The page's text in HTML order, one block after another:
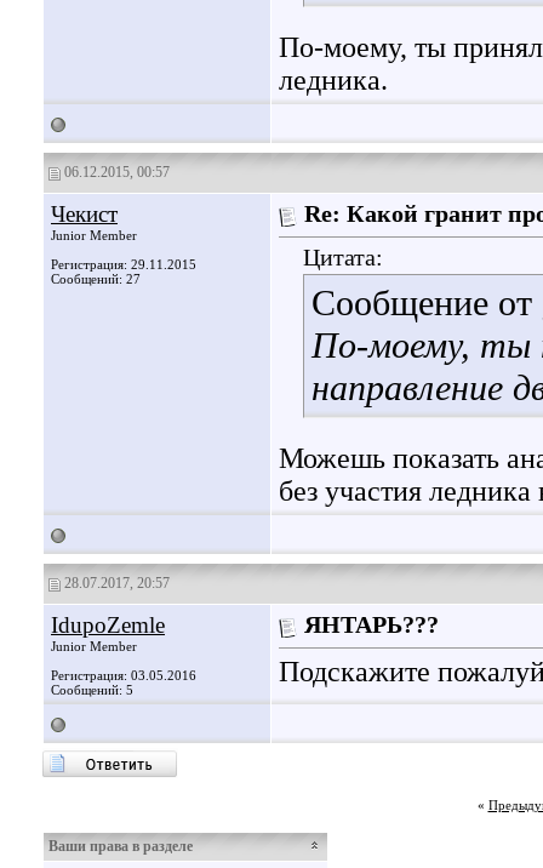
По-моему, ты
ледника.
06.12.2015, 00:57
Чекист
Junior Member
Регистрация: 29.11.2015
Сообщений: 27
Re: Какой гранит
Цитата:
Сообщение от
По-моему, ты
направление
Можешь показать
без участия
28.07.2017, 20:57
IdupoZemle
Junior Member
Регистрация: 03.05.2016
Сообщений: 5
ЯНТАРЬ???
Подскажите
«
Ваши права в разделе